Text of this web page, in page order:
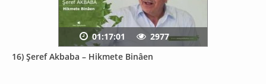
16) Şeref Akbaba – Hikmete Binâen
01:17:01 2977